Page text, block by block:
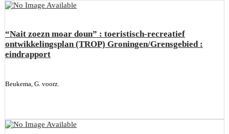
“Nait zoezn moar doun” : toeristisch-recreatief
ontwikkelingsplan (TROP) Groningen/Grensgebied :
eindrapport
Beukema, G. voorz.